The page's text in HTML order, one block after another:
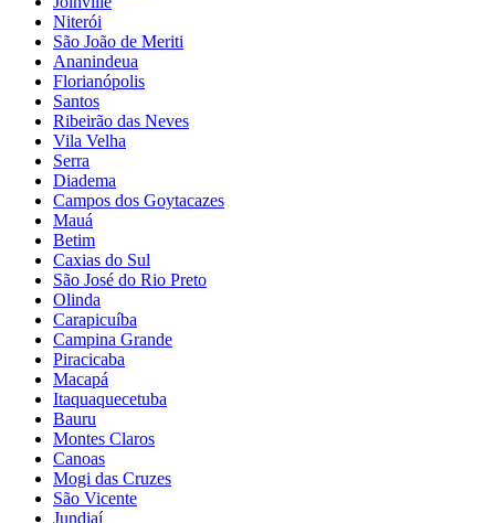
Niterói
São João de Meriti
Ananindeua
Florianópolis
Santos
Ribeirão das Neves
Vila Velha
Serra
Diadema
Campos dos Goytacazes
Mauá
Betim
Caxias do Sul
São José do Rio Preto
Olinda
Carapicuíba
Campina Grande
Piracicaba
Macapá
Itaquaquecetuba
Bauru
Montes Claros
Canoas
Mogi das Cruzes
São Vicente
Jundiaí